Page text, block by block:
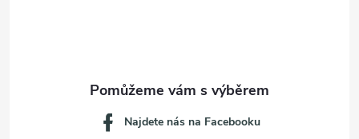
Najdete nás na Facebooku